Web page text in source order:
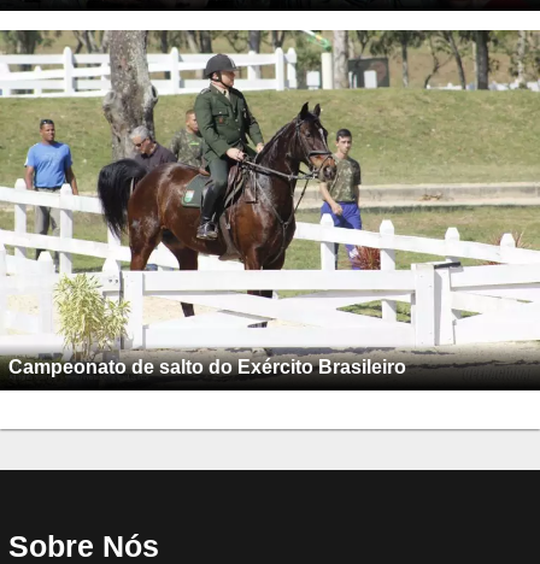
Campeonato de salto do Exército Brasileiro
Sobre Nós